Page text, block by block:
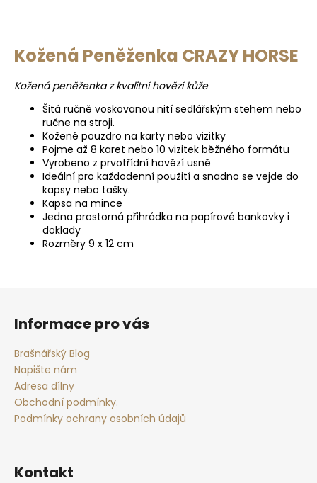
Kožená Peněženka CRAZY HORSE
Kožená peněženka z kvalitní hovězí kůže
Šitá ručně voskovanou nití sedlářským stehem nebo
ručne na stroji.
Kožené pouzdro na karty nebo vizitky
Pojme až 8 karet nebo 10 vizitek běžného formátu
Vyrobeno z prvotřídní hovězí usně
Ideální pro každodenní použití a snadno se vejde do
kapsy nebo tašky.
Kapsa na mince
Jedna prostorná přihrádka na papírové bankovky i
doklady
Rozměry 9 x 12 cm
Z
Informace pro vás
Brašnářský Blog
Napište nám
Adresa dílny
Obchodní podmínky.
Podmínky ochrany osobních údajů
Kontakt